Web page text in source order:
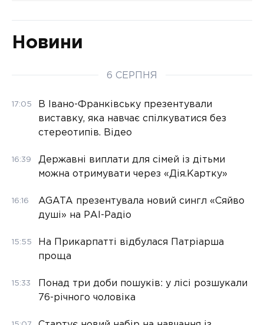
Новини
6 СЕРПНЯ
17:05
В Івано-Франківську презентували
виставку, яка навчає спілкуватися без
стереотипів. Відео
16:39
Державні виплати для сімей із дітьми
можна отримувати через «Дія.Картку»
16:16
AGATA презентувала новий сингл «Сяйво
душі» на РАІ-Радіо
15:55
На Прикарпатті відбулася Патріарша
проща
15:33
Понад три доби пошуків: у лісі розшукали
76-річного чоловіка